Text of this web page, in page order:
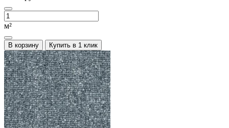
м²
В корзину Купить в 1 клик